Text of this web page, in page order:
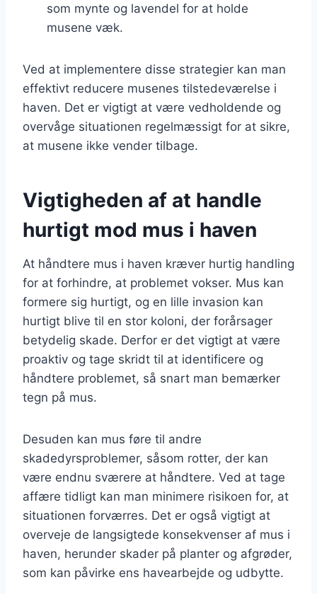
som mynte og lavendel for at holde
musene væk.
Ved at implementere disse strategier kan man
effektivt reducere musenes tilstedeværelse i
haven. Det er vigtigt at være vedholdende og
overvåge situationen regelmæssigt for at sikre,
at musene ikke vender tilbage.
Vigtigheden af at handle
hurtigt mod mus i haven
At håndtere mus i haven kræver hurtig handling
for at forhindre, at problemet vokser. Mus kan
formere sig hurtigt, og en lille invasion kan
hurtigt blive til en stor koloni, der forårsager
betydelig skade. Derfor er det vigtigt at være
proaktiv og tage skridt til at identificere og
håndtere problemet, så snart man bemærker
tegn på mus.
Desuden kan mus føre til andre
skadedyrsproblemer, såsom rotter, der kan
være endnu sværere at håndtere. Ved at tage
affære tidligt kan man minimere risikoen for, at
situationen forværres. Det er også vigtigt at
overveje de langsigtede konsekvenser af mus i
haven, herunder skader på planter og afgrøder,
som kan påvirke ens havearbejde og udbytte.